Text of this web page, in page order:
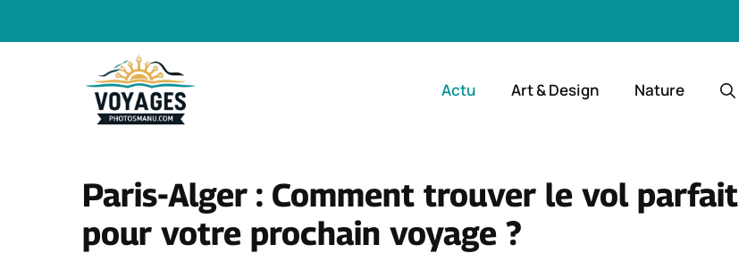
Actu Art & Design Nature
Paris-Alger : Comment trouver le vol parfait
pour votre prochain voyage ?